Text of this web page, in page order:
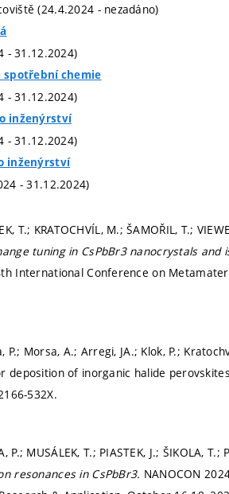
(24.4.2024 - nezadáno)
- 31.12.2024)
spotřební chemie
- 31.12.2024)
inženýrství
- 31.12.2024)
inženýrství
- 31.12.2024)
T.; KRATOCHVÍL, M.; ŠAMOŘIL, T.;
tuning in CsPbBr3 nanocrystals
International Conference on
P.; Morsa, A.; Arregi, JA.; Klok, P.;
deposition of inorganic halide
532X.
P.; MUSÁLEK, T.; PIASTEK, J.; ŠIKOLA, T.;
resonances in CsPbBr3. NANOCON